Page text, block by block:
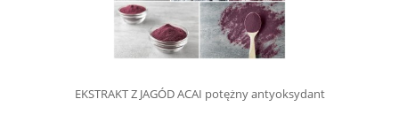
EKSTRAKT Z JAGÓD ACAI potężny antyoksydant